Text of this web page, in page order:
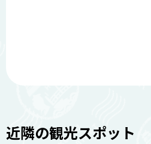
近隣の観光スポット